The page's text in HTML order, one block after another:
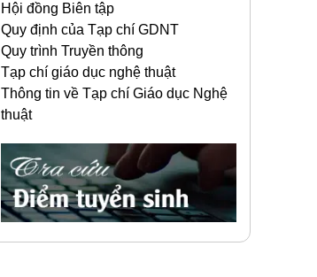
Hội đồng Biên tập
Quy định của Tạp chí GDNT
Quy trình Truyền thông
Tạp chí giáo dục nghệ thuật
Thông tin về Tạp chí Giáo dục Nghệ
thuật